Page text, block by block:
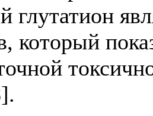
глутатион
который